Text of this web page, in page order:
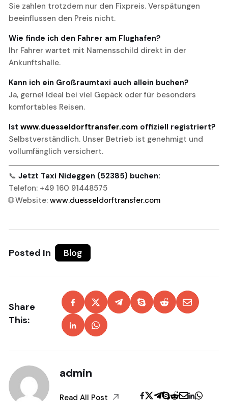
Sie zahlen trotzdem nur den Fixpreis. Verspätungen
beeinflussen den Preis nicht.
Wie finde ich den Fahrer am Flughafen?
Ihr Fahrer wartet mit Namensschild direkt in der
Ankunftshalle.
Kann ich ein Großraumtaxi auch allein buchen?
Ja, gerne! Ideal bei viel Gepäck oder für besonders
komfortables Reisen.
Ist www.duesseldorftransfer.com offiziell registriert?
Selbstverständlich. Unser Betrieb ist genehmigt und
vollumfänglich versichert.
📞 Jetzt Taxi Nideggen (52385) buchen:
Telefon: +49 160 91448575
🌐 Website: www.duesseldorftransfer.com
Posted In Blog
Share
This:
admin
Read All Post